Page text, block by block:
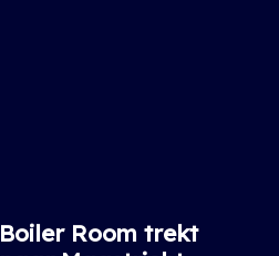
Boiler Room trekt